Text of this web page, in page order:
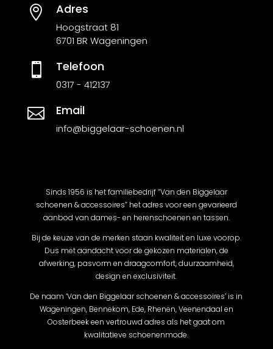
 Adres
Hoogstraat 81
6701 BR Wageningen
 Telefoon
0317 - 412137
 Email
info@biggelaar-schoenen.nl
Sinds 1956 is het familiebedrijf “Van den Biggelaar
schoenen & accessoires” het adres voor een gevarieerd
aanbod van dames- en herenschoenen en tassen.
Bij de keuze van de merken staan kwaliteit en luxe voorop.
Dus met aandacht voor de gekozen materialen, de
afwerking, pasvorm en draagcomfort, duurzaamheid,
design en exclusiviteit.
De naam ‘Van den Biggelaar schoenen & accessoires’ is in
Wageningen, Bennekom, Ede, Rhenen, Veenendaal en
Oosterbeek een vertrouwd adres als het gaat om
kwalitatieve schoenenmode.